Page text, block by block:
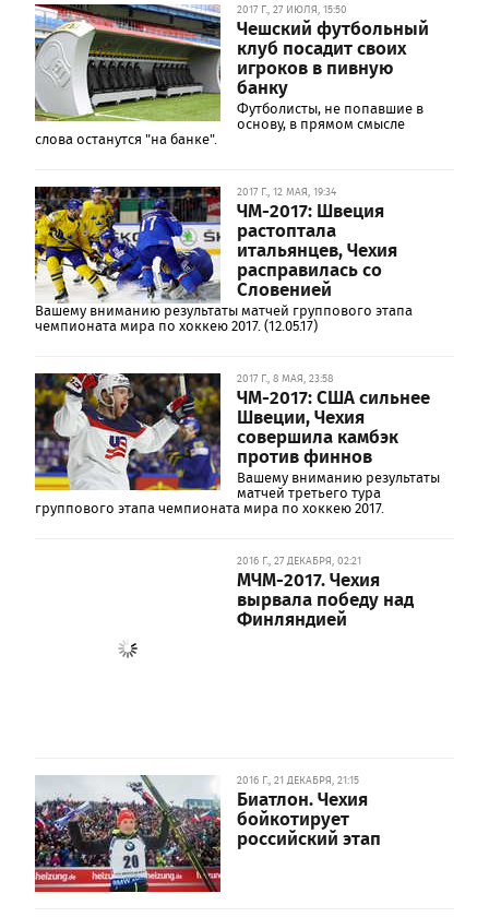
2017 Г., 27 ИЮЛЯ, 15:50
Чешский футбольный
клуб посадит своих
игроков в пивную
банку
Футболисты, не попавшие в
основу, в прямом смысле
слова останутся "на банке".
2017 Г., 12 МАЯ, 19:34
ЧМ-2017: Швеция
растоптала
итальянцев, Чехия
расправилась со
Словенией
Вашему вниманию результаты матчей группового этапа
чемпионата мира по хоккею 2017. (12.05.17)
2017 Г., 8 МАЯ, 23:58
ЧМ-2017: США сильнее
Швеции, Чехия
совершила камбэк
против финнов
Вашему вниманию результаты
матчей третьего тура
группового этапа чемпионата мира по хоккею 2017.
2016 Г., 27 ДЕКАБРЯ, 02:21
МЧМ-2017. Чехия
вырвала победу над
Финляндией
2016 Г., 21 ДЕКАБРЯ, 21:15
Биатлон. Чехия
бойкотирует
российский этап